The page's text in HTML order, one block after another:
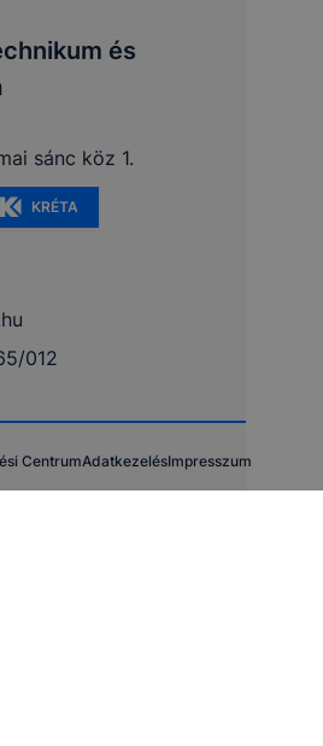
és
sánc köz 1.
KRÉTA
012
CentrumAdatkezelésImpresszum